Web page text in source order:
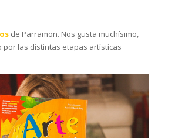
de Parramon. Nos gusta muchísimo,
por las distintas etapas artísticas